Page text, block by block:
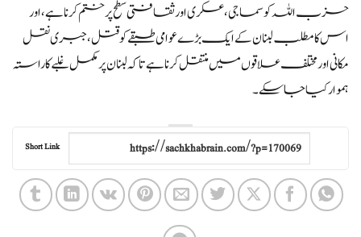
حزب اللہ کو سماجی، عسکری اور ثقافتی سطح پر ختم کرنا ہے، اور
اس کا مطلب لبنان کے ایک بڑے عوامی طبقے کو قتل، جبری نقل
مکانی اور مختلف علاقوں میں منتقل کرنا ہے تاکہ لبنان پر مکمل غلبے کا راستہ
ہموار کیا جا سکے۔
Short Link